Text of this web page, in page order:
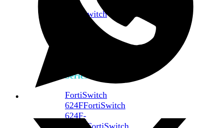
FortiSwitch
Series
FortiSwitch
624FFortiSwitch
624F-
FortiSwitch